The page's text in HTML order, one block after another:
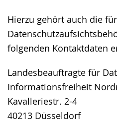
Hierzu gehört auch die
folgenden Kontaktdaten
Landesbeauftragte für
Informationsfreiheit
Kavalleriestr. 2-4
40213 Düsseldorf